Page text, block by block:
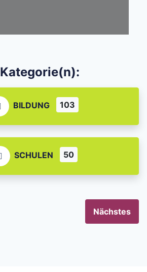
BILDUNG 103
SCHULEN 50
Nächstes